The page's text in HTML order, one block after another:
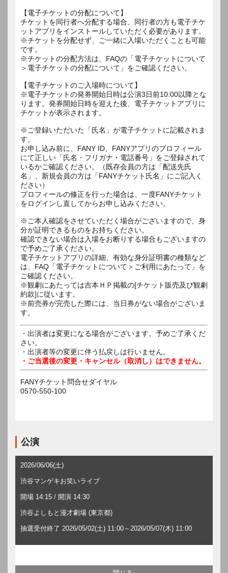
【電子チケットの分配について】
チケットを同行者へ分配する場合、同行者の方も電子チケ
ットアプリをインストールしていただく必要があります。
※チケットを分配せず、ご一緒に入場いただくことも可能
です。
※チケットの分配方法は、FAQの「電子チケットについて
＞電子チケットの分配について」をご確認ください。
【電子チケットのご入場時について】
※電子チケットの発券開始日時は公演3日前10:00以降とな
ります。発券開始日時を迎えた後、電子チケットアプリに
チケットが表示されます。
※ご登録いただいた「氏名」が電子チケットに記載されま
す。
お申し込み前に、FANY ID、FANYアプリのプロフィール
にて正しい「氏名・フリガナ・電話番号」をご登録されて
いるかご確認ください。（既存会員の方は「配送先氏
名」、新規会員の方は「FANYチケット氏名」にご記入く
ださい）
プロフィールの修正を行った場合は、一度FANYチケット
をログインし直してからお申し込みください。
※ご本人確認をさせていただく場合がございますので、身
分が証明できるものをお持ちください。
確認できない場合は入場をお断りする場合もございますの
で予めご了承ください。
電子チケットアプリの詳細、有効な身分証明書の種類など
は、FAQ「電子チケットについて＞ご利用にあたって」を
ご確認ください。
※観劇にあたっては吉本ＨＰ掲載の[チケット販売及び観劇
約款]に従います。
※前売券が完売した際には、当日券がない場合がございま
す。
・出演者は変更になる場合がございます。予めご了承くだ
さい。
・出演者等の変更に伴う払戻しは行いません。
・ご当選後の変更・キャンセル（取消し）はできません。
FANYチケット問合せダイヤル
0570-550-100
公演
2026/06/06(土)
渋谷マンゲキお笑いライブ
開場 14:15 / 開演 14:30
渋谷よしもと漫才劇場 (東京都)
抽選受付終了 2026/05/02(土) 11:00～2026/05/07(木) 11:00